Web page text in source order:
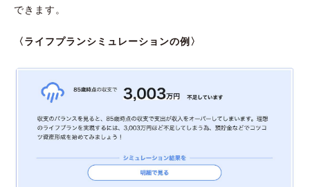
できます。
〈ライフプランシミュレーションの例〉